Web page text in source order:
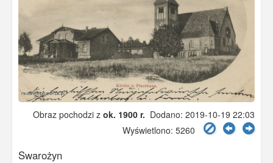
Obraz pochodzi z ok. 1900 r. Dodano: 2019-10-19 22:03
Wyświetlono: 5260
Swarożyn